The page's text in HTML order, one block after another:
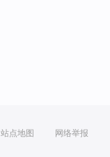
站点地图 网络举报